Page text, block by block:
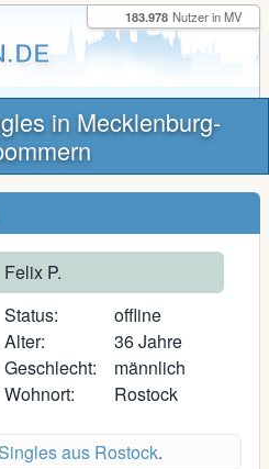
183.978 Nutzer in MV
in Mecklenburg-
Felix P.
Status:
offline
Alter:
36 Jahre
Geschlecht:
männlich
Wohnort:
Rostock
Singles aus Rostock.